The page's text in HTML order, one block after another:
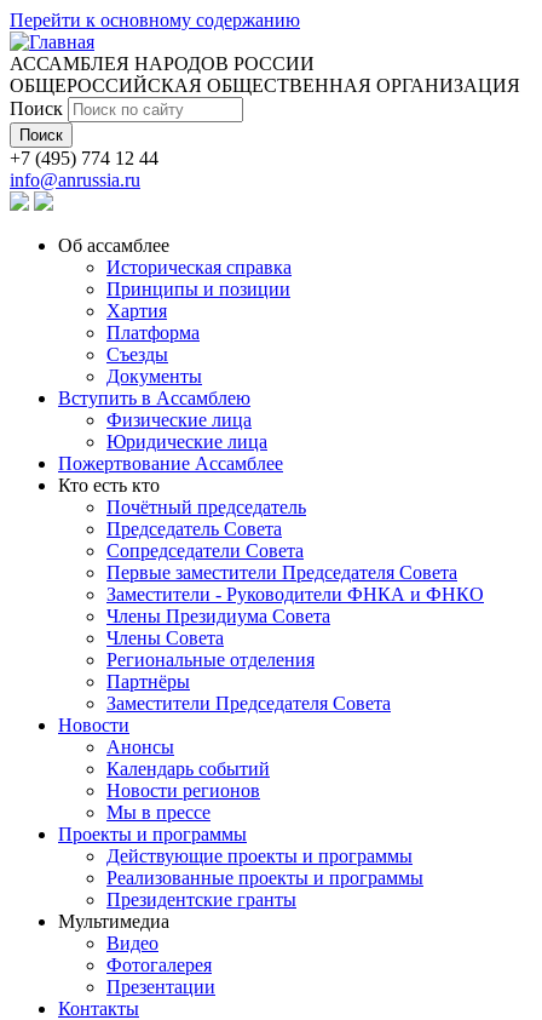
Перейти к основному содержанию
АССАМБЛЕЯ НАРОДОВ РОССИИ
ОБЩЕРОССИЙСКАЯ ОБЩЕСТВЕННАЯ ОРГАНИЗАЦИЯ
Поиск
+7 (495) 774 12 44
info@anrussia.ru
Об ассамблее
Историческая справка
Принципы и позиции
Хартия
Платформа
Съезды
Документы
Вступить в Ассамблею
Физические лица
Юридические лица
Пожертвование Ассамблее
Кто есть кто
Почётный председатель
Председатель Совета
Сопредседатели Совета
Первые заместители Председателя Совета
Заместители - Руководители ФНКА и ФНКО
Члены Президиума Совета
Члены Совета
Региональные отделения
Партнёры
Заместители Председателя Совета
Новости
Анонсы
Календарь событий
Новости регионов
Мы в прессе
Проекты и программы
Действующие проекты и программы
Реализованные проекты и программы
Президентские гранты
Мультимедиа
Видео
Фотогалерея
Презентации
Контакты